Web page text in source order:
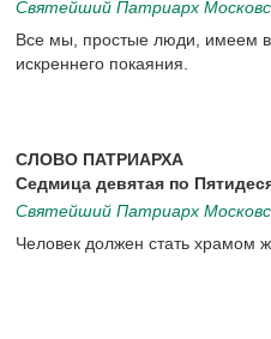
Святейший Патриарх
Все мы, простые люди, имеем
искреннего покаяния.
СЛОВО ПАТРИАРХА
Седмица девятая по
Святейший Патриарх
Человек должен стать храмом